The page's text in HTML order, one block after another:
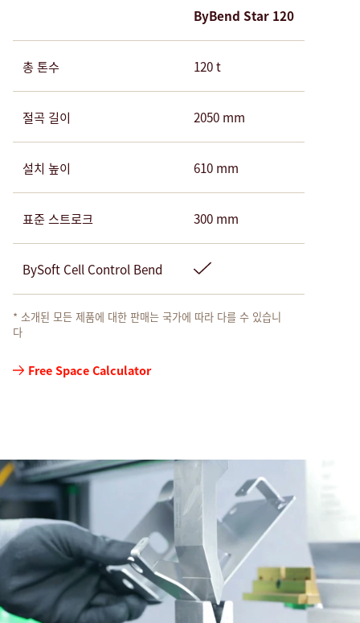
ByBend Star 120
총 톤수 120 t
절곡 길이 2050 mm
설치 높이 610 mm
표준 스트로크 300 mm
BySoft Cell Control Bend
* 소개된 모든 제품에 대한 판매는 국가에 따라 다를 수 있습니
다
Free Space Calculator
구